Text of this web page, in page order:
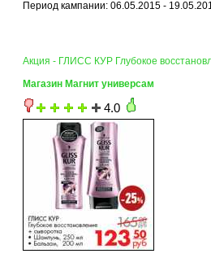
Период кампании: 06.05.2015 -
Акция - ГЛИСС КУР Глубокое
Магазин Магнит универсам
4.0